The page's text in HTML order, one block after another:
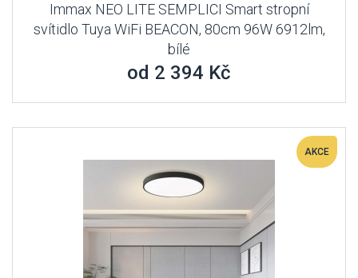
Immax NEO LITE SEMPLICI Smart stropní
svítidlo Tuya WiFi BEACON, 80cm 96W 6912lm,
bílé
od 2 394 Kč
AKCE